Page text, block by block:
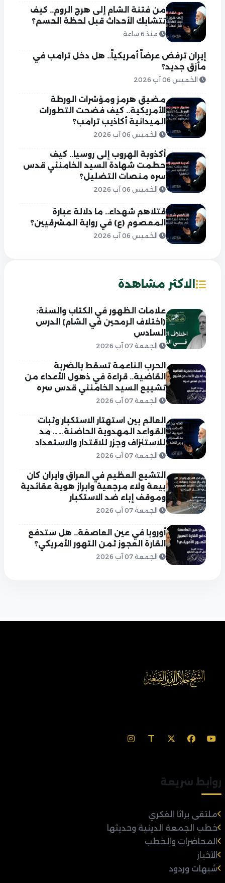
من فتنة الشام إلى هرج الروم.. كيف
تتشابك الأحداث قبل لحظة الحسم؟
منذ 6 ساعة
إيران ترفض عرضاً أمريكياً.. هل دخل ترامب في
مأزق جديد؟
الخميس 06 آب 2026
مضيق هرمز ومؤشرات الورطة
الأمريكية.. كيف فضحت التطورات
الميدانية أكاذيب ترامب؟
الخميس 06 آب 2026
أكذوبة الهروب إلى روسيا.. كيف
حطمت شهادة السيد الخامنئي قدس
سره منصات التضليل؟
الخميس 06 آب 2026
قتلاهم شهداء.. ما دلالة عبارة
المعصوم (ع) في رواية المشرقيين؟
الخميس 06 آب 2026
الاكثر مشاهدة
علامات الظهور في الكتاب والسنة:
(اختلاف الرمحين في الشام) الدرس
السادس
الجمعة 07 آب 2026
الحرب الناعمة تسقط بالضربة
القاضية.. قراءة في ذهول الأعداء من
تشييع السيد الخامنئي قدس سره
الجمعة 07 آب 2026
العالم بين استهتار الاستكبار وثبات
القواعد المهدوية الحاضنة…… مد
للاستنزاف وجزر للاقتدار والاستعداد
الجمعة 07 آب 2026
التشيع العظيم في العراق وايران كان
بيعة ولاء مرجعية وابراز هوية عقائدية
وموقف إباء ضد الاستكبار
الجمعة 07 آب 2026
أوروبا في عين العاصفة.. هل ستدفع
القارة العجوز ثمن التهور الأمريكي؟
الجمعة 07 آب 2026
روابط سريعة
ملتقى براثا الفكري
خطب الجمعة الدينية وحديثها
المحاضرات والخطب
الأخبار
شبهات وردود